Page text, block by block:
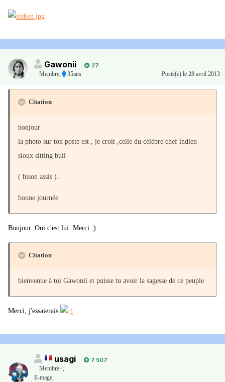
Gawonii
27
Membre, 35ans Posté(e) le 28 avril 2013
Citation
bonjour
la photo sur ton poste est , je croit ,celle du célèbre chef indien
sioux sitting bull
( bison assis ).
bonne journée
Bonjour. Oui c'est lui. Merci :)
Citation
bienvenue à toi Gawonii et puisse tu avoir la sagesse de ce peuple
Merci, j'essaierais
usagi
7 507
Membre+,
E-mage,